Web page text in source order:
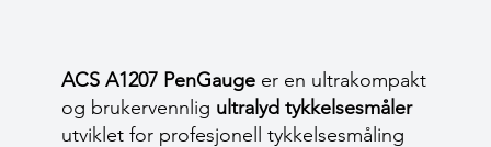
ACS A1207 PenGauge er en ultrakompakt
og brukervennlig ultralyd tykkelsesmåler
utviklet for profesjonell tykkelsesmåling